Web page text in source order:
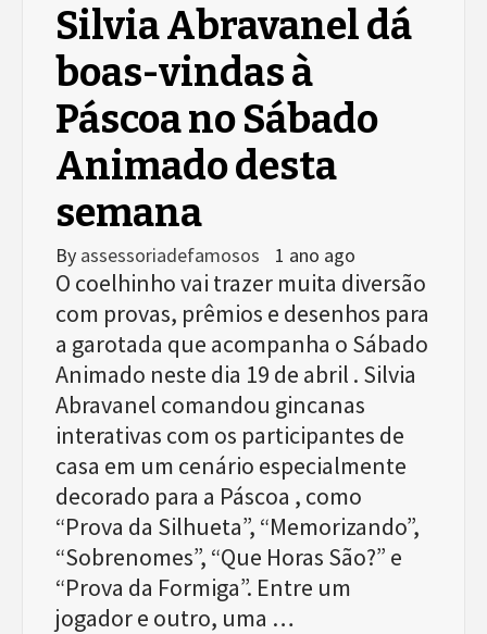
Silvia Abravanel dá
boas-vindas à
Páscoa no Sábado
Animado desta
semana
By assessoriadefamosos 1 ano ago
O coelhinho vai trazer muita diversão
com provas, prêmios e desenhos para
a garotada que acompanha o Sábado
Animado neste dia 19 de abril . Silvia
Abravanel comandou gincanas
interativas com os participantes de
casa em um cenário especialmente
decorado para a Páscoa , como
“Prova da Silhueta”, “Memorizando”,
“Sobrenomes”, “Que Horas São?” e
“Prova da Formiga”. Entre um
jogador e outro, uma …